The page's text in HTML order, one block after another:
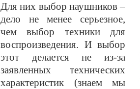
Для них выбор наушников –
дело не менее серьезное,
чем выбор техники для
воспроизведения. И выбор
этот делается не из-за
заявленных технических
характеристик (знаем мы